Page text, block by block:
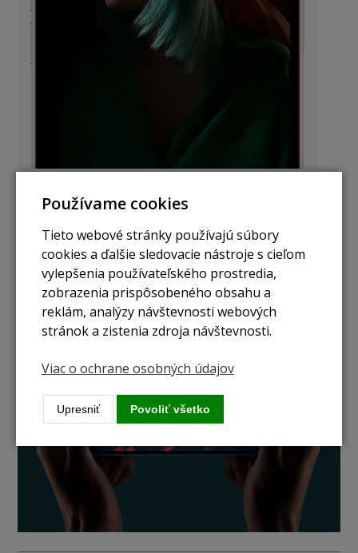
Predĺžená výdrž
iPhone 13 ponúka výdrž vylepšenú oproti minulej generácii až
o 2,5 hodiny!
Používame cookies
Tieto webové stránky používajú súbory
cookies a ďalšie sledovacie nástroje s cieľom
vylepšenia používateľského prostredia,
zobrazenia prispôsobeného obsahu a
reklám, analýzy návštevnosti webových
stránok a zistenia zdroja návštevnosti.
Viac o ochrane osobných údajov
Upresniť Povoliť všetko